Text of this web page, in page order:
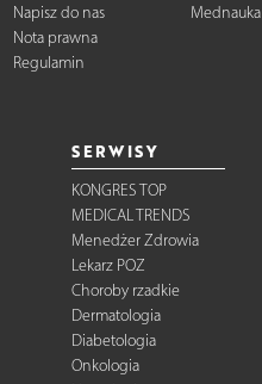
Napisz do nas
Nota prawna
Regulamin
Mednauka
SERWISY
KONGRES TOP
MEDICAL TRENDS
Menedżer Zdrowia
Lekarz POZ
Choroby rzadkie
Dermatologia
Diabetologia
Onkologia